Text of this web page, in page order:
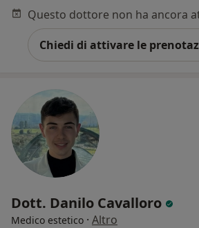
Chiedi di attivare le
Dott. Danilo Cavalloro
Medico estetico · Altro